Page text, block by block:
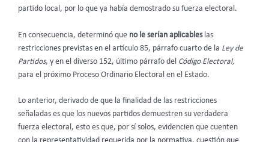
partido local, por lo que ya había demostrado su fuerza electoral.
En consecuencia, determinó que no le serían aplicableslas
restricciones previstas en el artículo 85, párrafo cuarto de la Ley de
Partidos, y en el diverso 152, último párrafo del Código Electoral,
para el próximo Proceso Ordinario Electoral en el Estado.
Lo anterior, derivado de que la finalidad de las restricciones
señaladas es que los nuevos partidos demuestren su verdadera
fuerza electoral, esto es que, por sí solos, evidencien que cuenten